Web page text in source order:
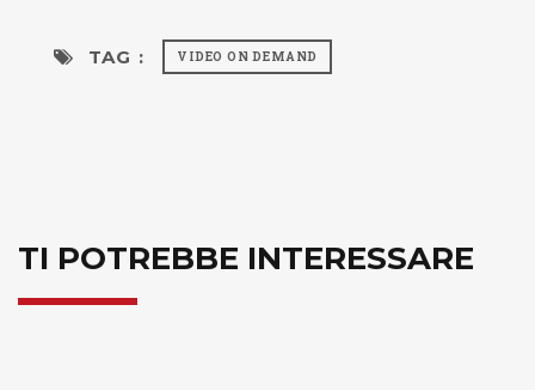
TAG : VIDEO ON DEMAND
TI POTREBBE INTERESSARE